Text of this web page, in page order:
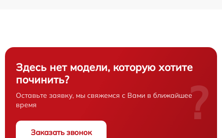
Здесь нет модели, которую хотите
починить?
Оставьте заявку, мы свяжемся с Вами в ближайшее
время
Заказать звонок
?